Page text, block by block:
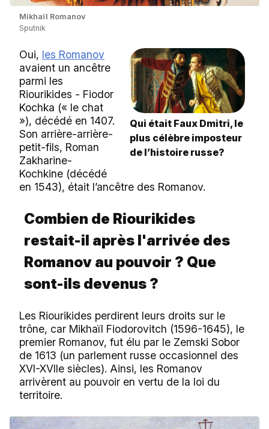
Mikhaïl Romanov
Sputnik
Qui était Faux Dmitri, le
plus célèbre imposteur
de l’histoire russe?
Oui, les Romanov
avaient un ancêtre
parmi les
Riourikides - Fiodor
Kochka (« le chat
»), décédé en 1407.
Son arrière-arrière-
petit-fils, Roman
Zakharine-
Kochkine (décédé
en 1543), était l’ancêtre des Romanov.
Combien de Riourikides
restait-il après l'arrivée des
Romanov au pouvoir ? Que
sont-ils devenus ?
Les Riourikides perdirent leurs droits sur le
trône, car Mikhaïl Fiodorovitch (1596-1645), le
premier Romanov, fut élu par le Zemski Sobor
de 1613 (un parlement russe occasionnel des
XVI-XVIIe siècles). Ainsi, les Romanov
arrivèrent au pouvoir en vertu de la loi du
territoire.